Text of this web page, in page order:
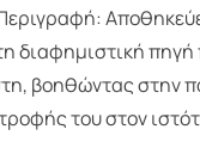
διαφημιστική πηγή
βοηθώντας στην
του στον